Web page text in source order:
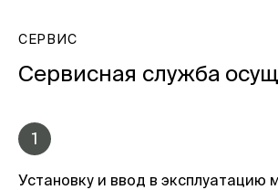
СЕРВИС
Сервисная служба
1
Установку и ввод в эксплуатацию